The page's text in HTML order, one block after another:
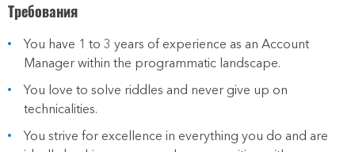
Требования
You have 1 to 3 years of experience as an Account
Manager within the programmatic landscape.
You love to solve riddles and never give up on
technicalities.
You strive for excellence in everything you do and are